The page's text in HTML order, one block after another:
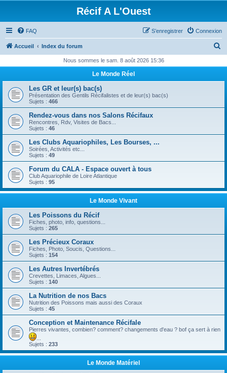
Récif A L'Ouest
FAQ Connexion
S’enregistrer
Accueil Index du forum
h
r
Nous sommes le sam. 8 août 2026 15:36
Le Monde Réel
Les GR et leur(s) bac(s)
Présentation des Gentils Récifalistes et de leur(s) bac(s)
Sujets : 466
Rendez-vous dans nos Salons Récifaux
Rencontres, Rdv, Visites de Bacs...
Sujets : 46
Les Clubs Aquariophiles, Les Bourses, ...
Soirées, Activités etc...
Sujets : 49
Forum du CALA - Espace ouvert à tous
Club Aquariophile de Loire Atlantique
Sujets : 95
Le Monde Vivant
Les Poissons du Récif
Fiches, photo, info, questions...
Sujets : 265
Les Précieux Coraux
Fiches, Photo, Soucis, Questions...
Sujets : 154
Les Autres Invertébrés
Crevettes, Limaces, Algues...
Sujets : 140
La Nutrition de nos Bacs
Nutrition des Poissons mais aussi des Coraux
Sujets : 45
Conception et Maintenance Récifale
Pierres vivantes, combien? comment? changements d'eau ? bof ça sert à rien
Sujets : 233
Le Monde Matériel